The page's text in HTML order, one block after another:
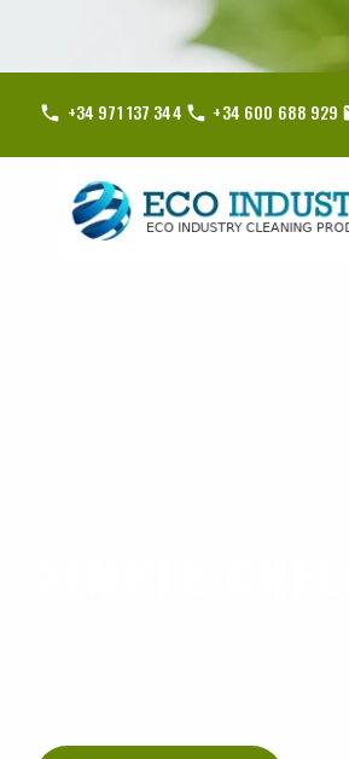
+34 971 137 344 +34 600 688 929